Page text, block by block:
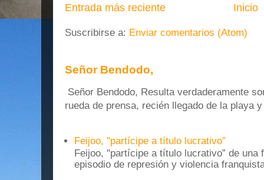
Entrada más reciente Inicio
Suscribirse a: Enviar comentarios (Atom)
Señor Bendodo,
Señor Bendodo, Resulta verdaderamente
rueda de prensa, recién llegado de la playa
Feijoo, "partícipe a título lucrativo”
Feijoo, "partícipe a título lucrativo” de una
episodio de represión y violencia